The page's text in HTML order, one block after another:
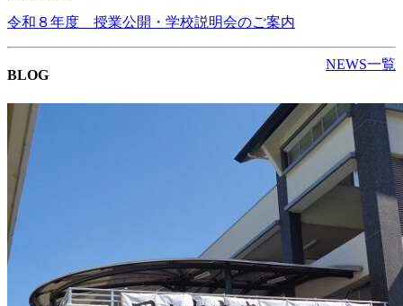
令和８年度 授業公開・学校説明会のご案内
NEWS一覧
BLOG